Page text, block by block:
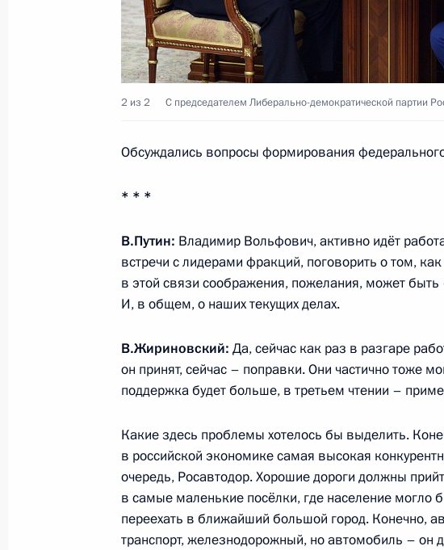
2 из 2 С председателем Либерально-демократической партии
Обсуждались вопросы формирования
* * *
В.Путин: Владимир Вольфович, активно идёт
встречи с лидерами фракций, поговорить о том, как
в этой связи соображения, пожелания, может быть
И, в общем, о наших текущих делах.
В.Жириновский: Да, сейчас как раз в разгаре
он принят, сейчас – поправки. Они частично тоже
поддержка будет больше, в третьем чтении –
Какие здесь проблемы хотелось бы выделить.
в российской экономике самая высокая
очередь, Росавтодор. Хорошие дороги должны
в самые маленькие посёлки, где население могло
переехать в ближайший большой город. Конечно,
транспорт, железнодорожный, но автомобиль – он